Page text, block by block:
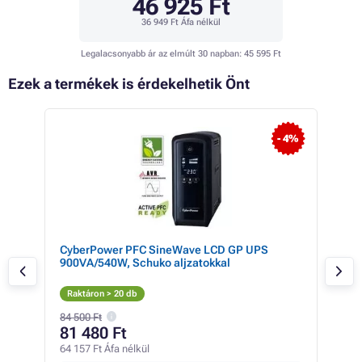
46 925 Ft
36 949 Ft Áfa nélkül
Legalacsonyabb ár az elmúlt 30 napban: 45 595 Ft
Ezek a termékek is érdekelhetik Önt
- 4%
CyberPower PFC SineWave LCD GP UPS
900VA/540W, Schuko aljzatokkal
Raktáron > 20 db
84 500 Ft
81 480 Ft
64 157 Ft Áfa nélkül